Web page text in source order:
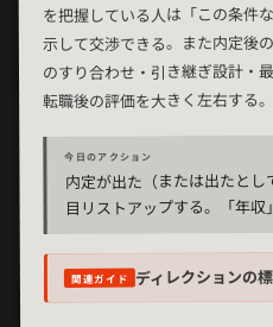
を把握している人は「この条件
示して交渉できる。また内定
のすり合わせ・引き継ぎ設計・
転職後の評価を大きく左右する。
今日のアクション
内定が出た（または出たと
目リストアップする。「年収
関連ガイド ディレクションの